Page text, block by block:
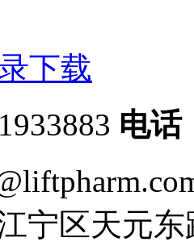
下载
电话
宁区天元